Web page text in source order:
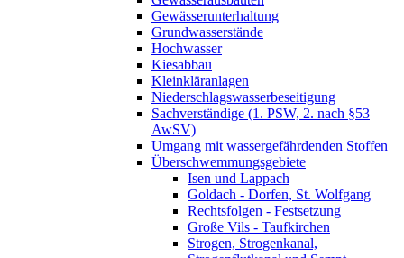
Gewässerunterhaltung
Grundwasserstände
Hochwasser
Kiesabbau
Kleinkläranlagen
Niederschlagswasserbeseitigung
Sachverständige (1. PSW, 2. nach §53
AwSV)
Umgang mit wassergefährdenden Stoffen
Überschwemmungsgebiete
Isen und Lappach
Goldach - Dorfen, St. Wolfgang
Rechtsfolgen - Festsetzung
Große Vils - Taufkirchen
Strogen, Strogenkanal,